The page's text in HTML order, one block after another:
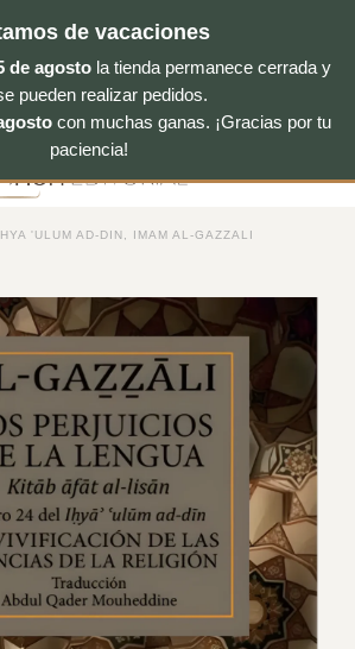
de vacaciones
de agosto la tienda permanece cerrada y
pueden realizar pedidos.
con muchas ganas. ¡Gracias por tu
paciencia!
'ULUM AD-DIN, IMAM AL-GAZZALI